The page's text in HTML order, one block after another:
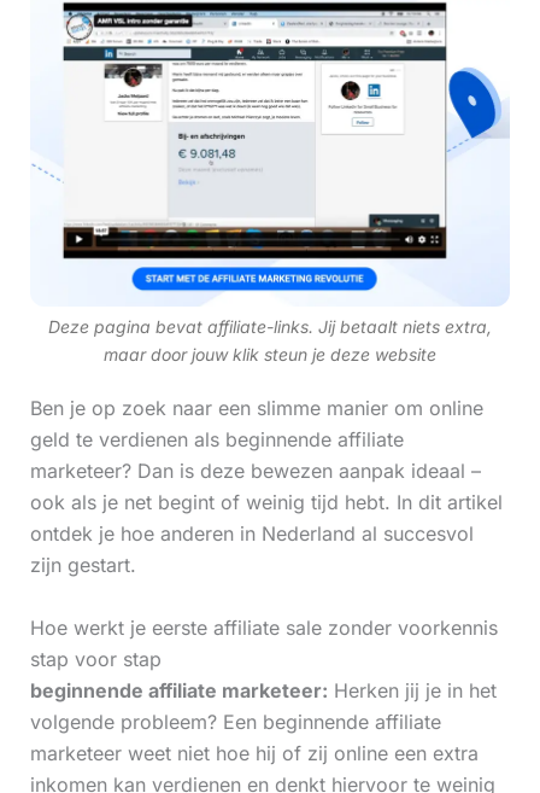
Deze pagina bevat affiliate-links. Jij betaalt niets extra,
maar door jouw klik steun je deze website
Ben je op zoek naar een slimme manier om online
geld te verdienen als beginnende affiliate
marketeer? Dan is deze bewezen aanpak ideaal –
ook als je net begint of weinig tijd hebt. In dit artikel
ontdek je hoe anderen in Nederland al succesvol
zijn gestart.
Hoe werkt je eerste affiliate sale zonder voorkennis
stap voor stap
beginnende affiliate marketeer: Herken jij je in het
volgende probleem? Een beginnende affiliate
marketeer weet niet hoe hij of zij online een extra
inkomen kan verdienen en denkt hiervoor te weinig